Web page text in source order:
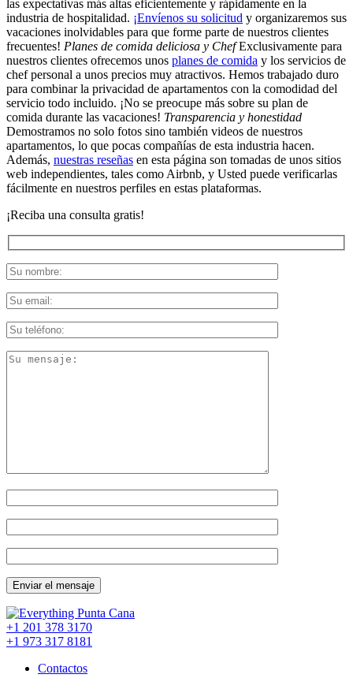
las expectativas más altas eficientemente y rápidamente en la
industria de hospitalidad. ¡Envíenos su solicitud y organizaremos sus
vacaciones inolvidables para que forme parte de nuestros clientes
frecuentes! Planes de comida deliciosa y ChefExclusivamente para
nuestros clientes ofrecemos unos planes de comida y los servicios de
chef personal a unos precios muy atractivos. Hemos trabajado duro
para combinar la privacidad de apartamentos con la comodidad del
servicio todo incluido. ¡No se preocupe más sobre su plan de
comida durante las vacaciones! Transparencia y honestidad
Demostramos no solo fotos sino también videos de nuestros
apartamentos, lo que pocas compañías de esta industria hacen.
Además, nuestras reseñas en esta página son tomadas de unos sitios
web independientes, tales como Airbnb, y Usted puede verificarlas
fácilmente en nuestros perfiles en estas plataformas.
¡Reciba una consulta gratis!
+1 201 378 3170
+1 973 317 8181
Contactos